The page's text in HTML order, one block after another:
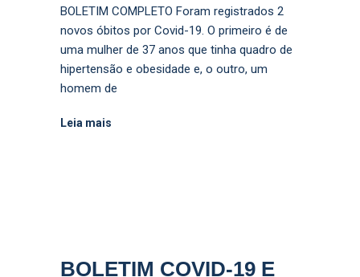
BOLETIM COMPLETO Foram registrados 2
novos óbitos por Covid-19. O primeiro é de
uma mulher de 37 anos que tinha quadro de
hipertensão e obesidade e, o outro, um
homem de
Leia mais
BOLETIM COVID-19 E